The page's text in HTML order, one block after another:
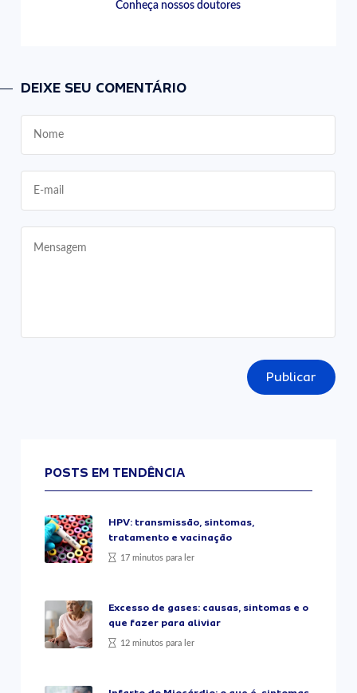
Conheça nossos doutores
DEIXE SEU COMENTÁRIO
Publicar
POSTS EM TENDÊNCIA
HPV: transmissão, sintomas,
tratamento e vacinação
17 minutos para ler
Excesso de gases: causas, sintomas e o
que fazer para aliviar
12 minutos para ler